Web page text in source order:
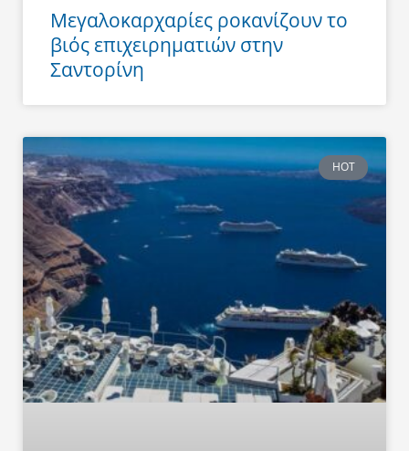
Μεγαλοκαρχαρίες ροκανίζουν το
βιός επιχειρηματιών στην
Σαντορίνη
HOT